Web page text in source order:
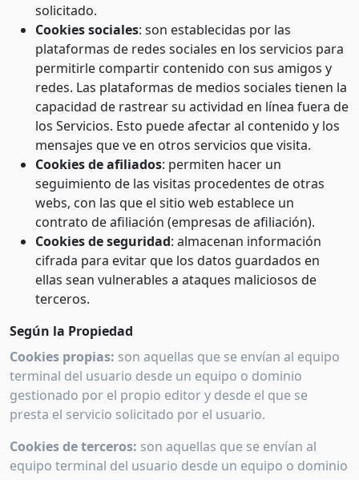
solicitado.
Cookies sociales: son establecidas por las
plataformas de redes sociales en los servicios para
permitirle compartir contenido con sus amigos y
redes. Las plataformas de medios sociales tienen la
capacidad de rastrear su actividad en línea fuera de
los Servicios. Esto puede afectar al contenido y los
mensajes que ve en otros servicios que visita.
Cookies de afiliados: permiten hacer un
seguimiento de las visitas procedentes de otras
webs, con las que el sitio web establece un
contrato de afiliación (empresas de afiliación).
Cookies de seguridad: almacenan información
cifrada para evitar que los datos guardados en
ellas sean vulnerables a ataques maliciosos de
terceros.
Según la Propiedad
Cookies propias: son aquellas que se envían al equipo
terminal del usuario desde un equipo o dominio
gestionado por el propio editor y desde el que se
presta el servicio solicitado por el usuario.
Cookies de terceros: son aquellas que se envían al
equipo terminal del usuario desde un equipo o dominio